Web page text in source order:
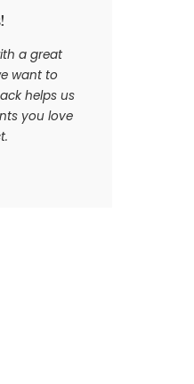
a great
want to
helps us
you love